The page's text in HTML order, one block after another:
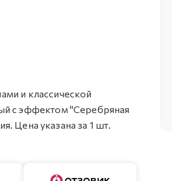
и классической
с эффектом "Серебряная
Цена указана за 1 шт.